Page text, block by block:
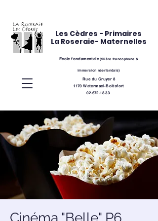
Ecole fondamentale(filière francophone &
immersion néerlandais)
Rue du Gruyer 8
1170 Watermael-Boitsfort
02.672.18.33
Les Cèdres - Primaires
La Roseraie- Maternelles